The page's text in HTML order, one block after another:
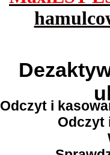
Odczyt i
Odczyt